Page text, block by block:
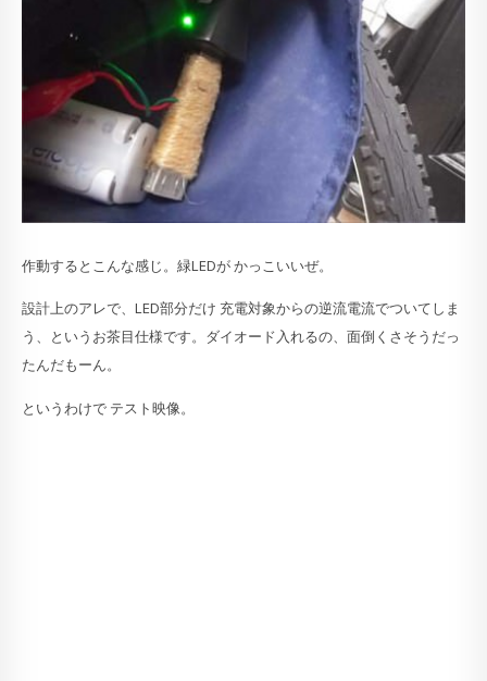
作動するとこんな感じ。緑LEDが かっこいいぜ。
設計上のアレで、LED部分だけ 充電対象からの逆流電流でついてしま
う、というお茶目仕様です。ダイオード入れるの、面倒くさそうだっ
たんだもーん。
というわけで テスト映像。